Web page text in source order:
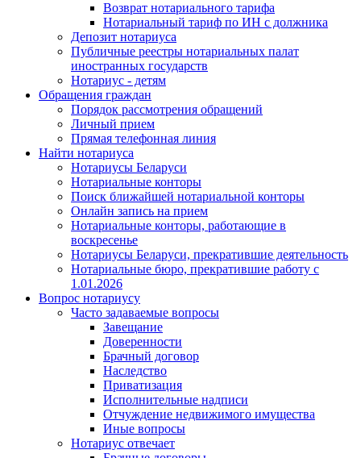
Возврат нотариального тарифа
Нотариальный тариф по ИН с должника
Депозит нотариуса
Публичные реестры нотариальных палат
иностранных государств
Нотариус - детям
Обращения граждан
Порядок рассмотрения обращений
Личный прием
Прямая телефонная линия
Найти нотариуса
Нотариусы Беларуси
Нотариальные конторы
Поиск ближайшей нотариальной конторы
Онлайн запись на прием
Нотариальные конторы, работающие в
воскресенье
Нотариусы Беларуси, прекратившие деятельность
Нотариальные бюро, прекратившие работу с
1.01.2026
Вопрос нотариусу
Часто задаваемые вопросы
Завещание
Доверенности
Брачный договор
Наследство
Приватизация
Исполнительные надписи
Отчуждение недвижимого имущества
Иные вопросы
Нотариус отвечает